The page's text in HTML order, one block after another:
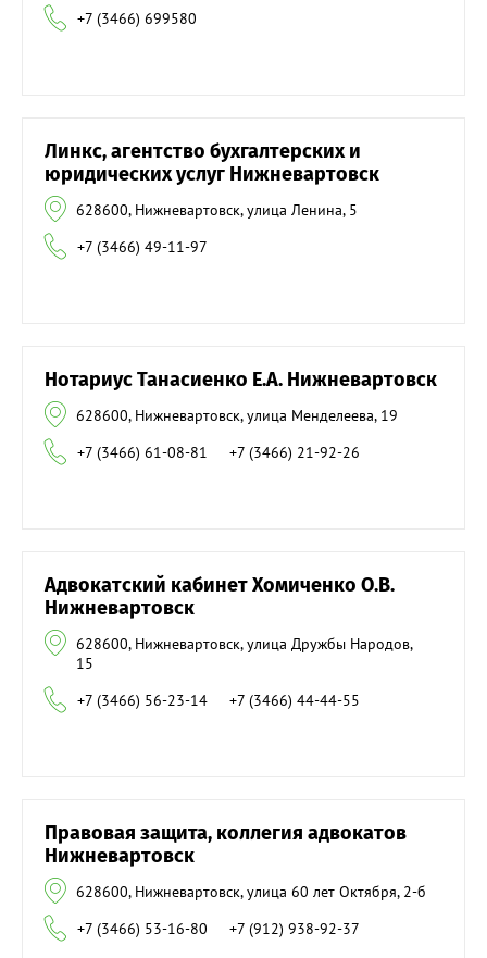
+7 (3466) 699580
Линкс, агентство бухгалтерских и
юридических услуг Нижневартовск
628600, Нижневартовск, улица Ленина, 5
+7 (3466) 49-11-97
Нотариус Танасиенко Е.А. Нижневартовск
628600, Нижневартовск, улица Менделеева, 19
+7 (3466) 61-08-81
+7 (3466) 21-92-26
Адвокатский кабинет Хомиченко О.В.
Нижневартовск
628600, Нижневартовск, улица Дружбы Народов,
15
+7 (3466) 56-23-14
+7 (3466) 44-44-55
Правовая защита, коллегия адвокатов
Нижневартовск
628600, Нижневартовск, улица 60 лет Октября, 2-б
+7 (3466) 53-16-80
+7 (912) 938-92-37